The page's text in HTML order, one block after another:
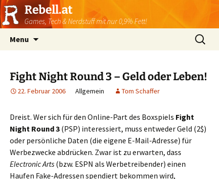
Rebell.at
Games, Tech & Nerdstuff mit nur 0,9% Fett!
Menu
Suchen
nach:
Fight Night Round 3 – Geld oder Leben!
22. Februar 2006 Allgemein Tom Schaffer
Dreist. Wer sich für den Online-Part des Boxspiels Fight
Night Round 3 (PSP) interessiert, muss entweder Geld (2$)
oder persönliche Daten (die eigene E-Mail-Adresse) für
Werbezwecke abdrücken. Zwar ist zu erwarten, dass
Electronic Arts (bzw. ESPN als Werbetreibender) einen
Haufen Fake-Adressen spendiert bekommen wird,